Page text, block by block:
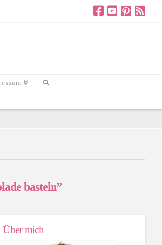
basteln”
Über mich